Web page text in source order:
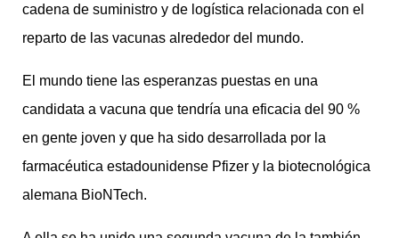
cadena de suministro y de logística relacionada con el
reparto de las vacunas alrededor del mundo.
El mundo tiene las esperanzas puestas en una
candidata a vacuna que tendría una eficacia del 90 %
en gente joven y que ha sido desarrollada por la
farmacéutica estadounidense Pfizer y la biotecnológica
alemana BioNTech.